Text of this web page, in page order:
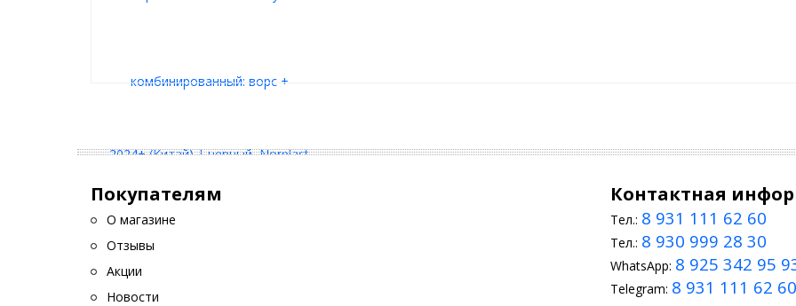
Покупателям
О магазине
Отзывы
Акции
Новости
Контактная
Тел.: 8 931 111 62 60
Тел.: 8 930 999 28 30
WhatsApp: 8 925 342 95
Telegram: 8 931 111 62 60